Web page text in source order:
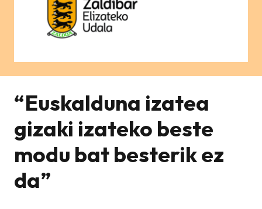
“Euskalduna izatea
gizaki izateko beste
modu bat besterik ez
da”